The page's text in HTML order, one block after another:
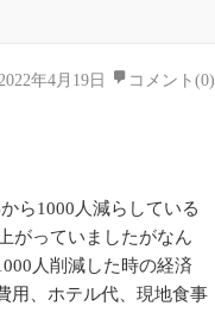
2022年4月19日 コメント(0)
ら1000人減らしている
がっていましたがなん
人削減した時の経済
用、ホテル代、現地食事